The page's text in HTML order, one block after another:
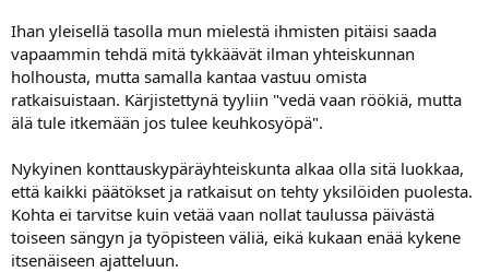
Ihan yleisellä tasolla mun mielestä ihmisten pitäisi saada
vapaammin tehdä mitä tykkäävät ilman yhteiskunnan
holhousta, mutta samalla kantaa vastuu omista
ratkaisuistaan. Kärjistettynä tyyliin "vedä vaan röökiä, mutta
älä tule itkemään jos tulee keuhkosyöpä".
Nykyinen konttauskypäräyhteiskunta alkaa olla sitä luokkaa,
että kaikki päätökset ja ratkaisut on tehty yksilöiden puolesta.
Kohta ei tarvitse kuin vetää vaan nollat taulussa päivästä
toiseen sängyn ja työpisteen väliä, eikä kukaan enää kykene
itsenäiseen ajatteluun.